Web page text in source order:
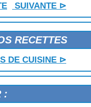
SUIVANTE ⊳
RECETTES
DE CUISINE ⊳
: